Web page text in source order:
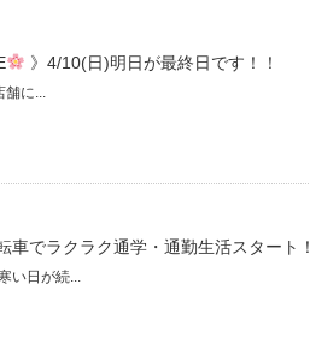
》4/10(日)明日が最終日です！！
に...
でラクラク通学・通勤生活スタート！
い日が続...